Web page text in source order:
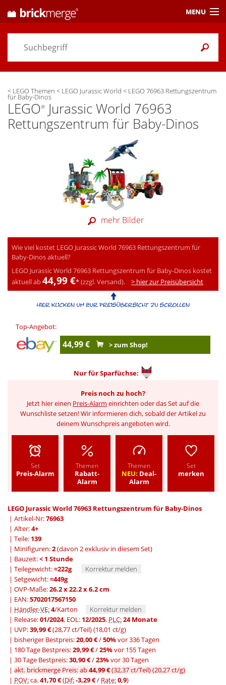
< LEGO Themen < LEGO Jurassic World < LEGO 76963 Rettungszentrum
für Baby-Dinos
LEGO®
Jurassic World 76963
Rettungszentrum für Baby-Dinos
mehr Bilder
Wie viel kostet LEGO Jurassic World 76963 Rettungszentrum für
Baby-Dinos aktuell?
LEGO Jurassic World 76963 Rettungszentrum für Baby-Dinos kostet
aktuell ab44,99 €*(zzgl. Versand). > hier zur Preisübersicht
Top-Angebot:
44,99 € > zum Shop!
Nur fürSparfüchse:
Preis noch zu hoch?
Jetzt hier einen Preis-Alarm einrichten oder das Set auf die
Wunschliste setzen! Wir informieren dich, sobald der Artikel zu
deinem Wunschpreis angeboten wird.
Set
Preis-Alarm
Themen
Rabatt-
Alarm
Themen
NEU: Deal-
Alarm
Set
merken
LEGO Jurassic World 76963 Rettungszentrum für Baby-Dinos
| Artikel-Nr:76963
| Alter:4+
| Teile: 139
| Minifiguren:2(davon 2 exklusiv in diesem Set)
| Bauzeit:< 1 Stunde
| Teilegewicht:≈222g
Korrektur melden
| Setgewicht:≈449g
| OVP-Maße:26.2 x 22.2 x 6.2 cm
| EAN:5702017567150
| Händler-VE:4/Karton
Korrektur melden
| Release:01/2024, EOL: 12/2025, PLC:24 Monate
| UVP:39,99 €(28,77 ct/Teil)(18,01 ct/g)
| bisheriger Bestpreis:20,00 €/50%vor 336 Tagen
| 180 Tage Bestpreis:29,99 €/25%vor 155 Tagen
| 30 Tage Bestpreis:30,90 €/23%vor 30 Tagen
| akt. brickmerge Preis: ab44,99 €(32,37 ct/Teil)(20,27 ct/g)
| POV:ca.41,70 €(Dif:-3,29 €/ Rate:0,9)
MENU
Preisvergleich
Themen/ Händler
Alarme& Wunschlisten